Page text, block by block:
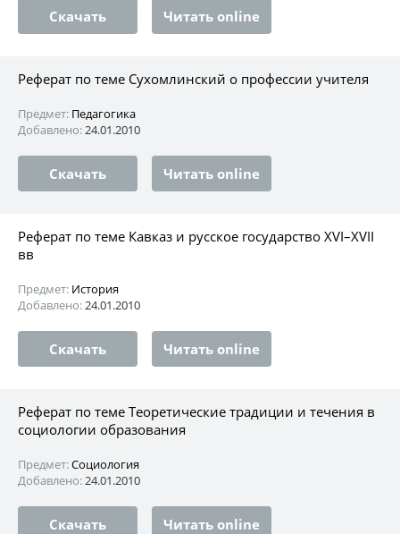
Скачать Читать online
Реферат по теме Сухомлинский о профессии учителя
Предмет: Педагогика
Добавлено:24.01.2010
Скачать Читать online
Реферат по теме Кавказ и русское государство XVI–XVII
вв
Предмет: История
Добавлено:24.01.2010
Скачать Читать online
Реферат по теме Теоретические традиции и течения в
социологии образования
Предмет:Социология
Добавлено:24.01.2010
Скачать Читать online